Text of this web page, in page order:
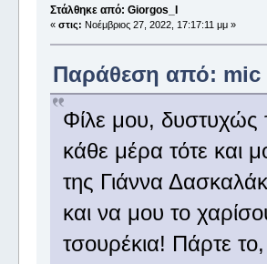
Στάλθηκε από: Giorgos_I
« στις: Νοέμβριος 27, 2022, 17:17:11 μμ »
Παράθεση από: mic
Φίλε μου, δυστυχώς
κάθε μέρα τότε και
της Γιάννα
και να μου το
τσουρέκια! Πάρτε το,